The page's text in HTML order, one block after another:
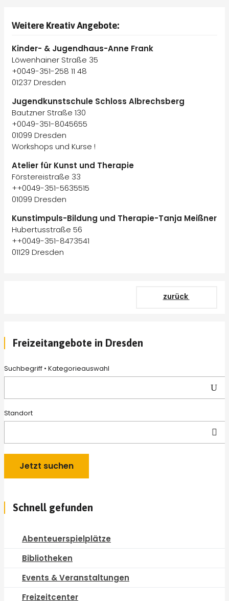
Weitere Kreativ Angebote:
Kinder- & Jugendhaus-Anne Frank
Löwenhainer Straße 35
+0049-351-258 11 48
01237 Dresden
Jugendkunstschule Schloss Albrechsberg
Bautzner Straße 130
+0049-351-8045655
01099 Dresden
Workshops und Kurse !
Atelier für Kunst und Therapie
Förstereistraße 33
++0049-351-5635515
01099 Dresden
Kunstimpuls-Bildung und Therapie-Tanja Meißner
Hubertusstraße 56
++0049-351-8473541
01129 Dresden
zurück
Freizeitangebote in Dresden
Suchbegriff • Kategorieauswahl
Standort
Schnell gefunden
Abenteuerspielplätze
Bibliotheken
Events & Veranstaltungen
Freizeitcenter